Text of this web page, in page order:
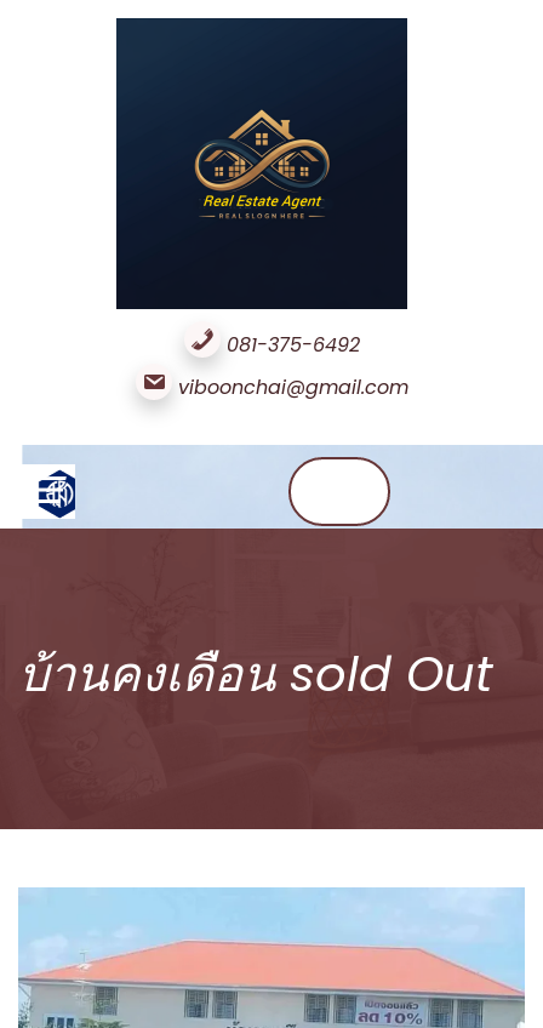
081-375-6492
viboonchai@gmail.com
☰
บ้านคงเดือน sold Out